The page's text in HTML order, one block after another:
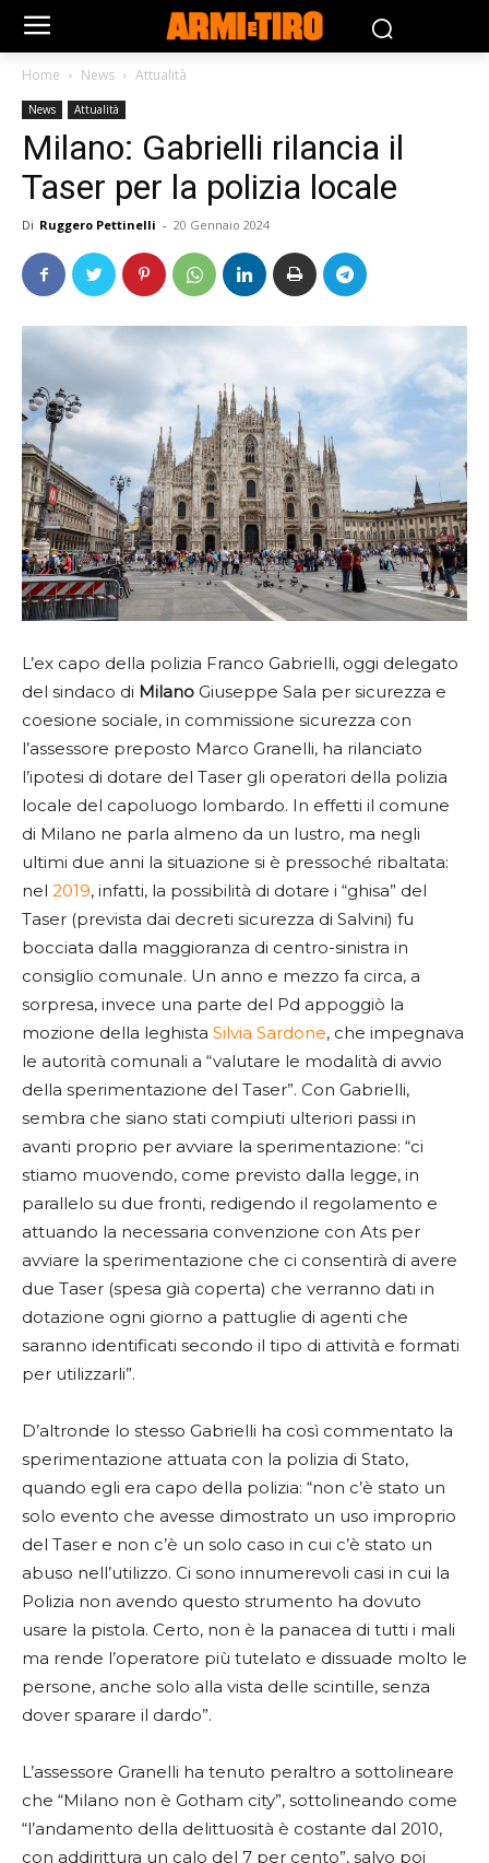
Home News Attualità
News Attualità
Milano: Gabrielli rilancia il
Taser per la polizia locale
Di Ruggero Pettinelli - 20 Gennaio 2024
L’ex capo della polizia Franco Gabrielli, oggi delegato
del sindaco di Milano Giuseppe Sala per sicurezza e
coesione sociale, in commissione sicurezza con
l’assessore preposto Marco Granelli, ha rilanciato
l’ipotesi di dotare del Taser gli operatori della polizia
locale del capoluogo lombardo. In effetti il comune
di Milano ne parla almeno da un lustro, ma negli
ultimi due anni la situazione si è pressoché ribaltata:
nel 2019, infatti, la possibilità di dotare i “ghisa” del
Taser (prevista dai decreti sicurezza di Salvini) fu
bocciata dalla maggioranza di centro-sinistra in
consiglio comunale. Un anno e mezzo fa circa, a
sorpresa, invece una parte del Pd appoggiò la
mozione della leghista Silvia Sardone, che impegnava
le autorità comunali a “valutare le modalità di avvio
della sperimentazione del Taser”. Con Gabrielli,
sembra che siano stati compiuti ulteriori passi in
avanti proprio per avviare la sperimentazione: “ci
stiamo muovendo, come previsto dalla legge, in
parallelo su due fronti, redigendo il regolamento e
attuando la necessaria convenzione con Ats per
avviare la sperimentazione che ci consentirà di avere
due Taser (spesa già coperta) che verranno dati in
dotazione ogni giorno a pattuglie di agenti che
saranno identificati secondo il tipo di attività e formati
per utilizzarli”.
D’altronde lo stesso Gabrielli ha così commentato la
sperimentazione attuata con la polizia di Stato,
quando egli era capo della polizia: “non c’è stato un
solo evento che avesse dimostrato un uso improprio
del Taser e non c’è un solo caso in cui c’è stato un
abuso nell’utilizzo. Ci sono innumerevoli casi in cui la
Polizia non avendo questo strumento ha dovuto
usare la pistola. Certo, non è la panacea di tutti i mali
ma rende l’operatore più tutelato e dissuade molto le
persone, anche solo alla vista delle scintille, senza
dover sparare il dardo”.
L’assessore Granelli ha tenuto peraltro a sottolineare
che “Milano non è Gotham city”, sottolineando come
“l’andamento della delittuosità è costante dal 2010,
con addirittura un calo del 7 per cento”, salvo poi